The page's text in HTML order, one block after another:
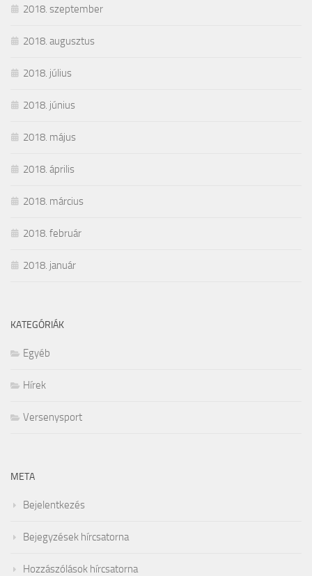
2018. szeptember
2018. augusztus
2018. július
2018. június
2018. május
2018. április
2018. március
2018. február
2018. január
KATEGÓRIÁK
Egyéb
Hírek
Versenysport
META
Bejelentkezés
Bejegyzések hírcsatorna
Hozzászólások hírcsatorna